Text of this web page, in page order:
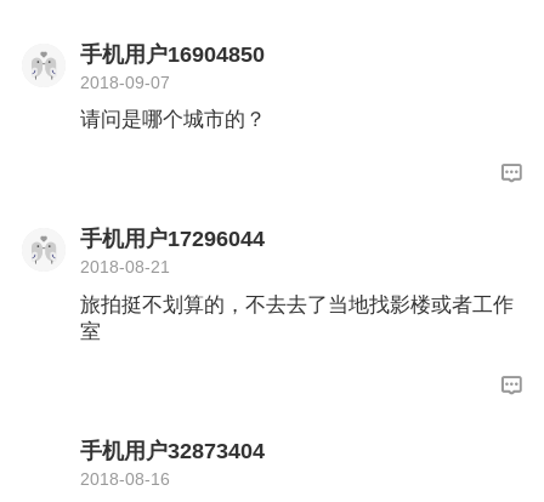
水晶区任选一件，7天归还 丽姿一个 原木九宫格
一套 由于个人原因，无法拍摄，有意向请加微
信，827777186
手机用户16904850
2018-09-07
请问是哪个城市的？
手机用户17296044
2018-08-21
旅拍挺不划算的，不去去了当地找影楼或者工作
室
手机用户32873404
2018-08-16